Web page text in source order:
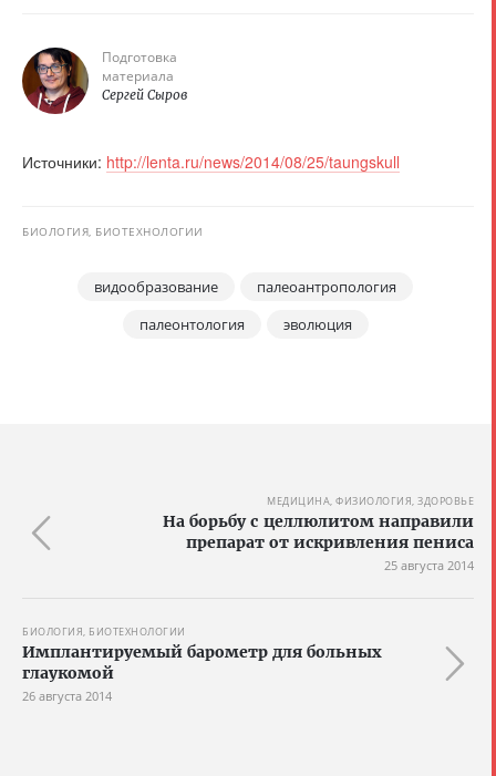
Подготовка
материала
Сергей Сыров
Источники: http://lenta.ru/news/2014/08/25/taungskull
БИОЛОГИЯ, БИОТЕХНОЛОГИИ
видообразование
палеоантропология
палеонтология
эволюция
МЕДИЦИНА, ФИЗИОЛОГИЯ, ЗДОРОВЬЕ
На борьбу с целлюлитом направили
препарат от искривления пениса
25 августа 2014
БИОЛОГИЯ, БИОТЕХНОЛОГИИ
Имплантируемый барометр для больных
глаукомой
26 августа 2014